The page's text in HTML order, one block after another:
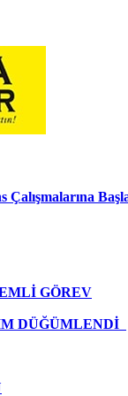
Çalışmalarına
GÖREV
DÜĞÜMLENDİ